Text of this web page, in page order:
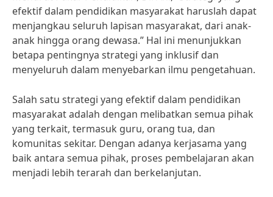
efektif dalam pendidikan masyarakat haruslah dapat
menjangkau seluruh lapisan masyarakat, dari anak-
anak hingga orang dewasa.” Hal ini menunjukkan
betapa pentingnya strategi yang inklusif dan
menyeluruh dalam menyebarkan ilmu pengetahuan.
Salah satu strategi yang efektif dalam pendidikan
masyarakat adalah dengan melibatkan semua pihak
yang terkait, termasuk guru, orang tua, dan
komunitas sekitar. Dengan adanya kerjasama yang
baik antara semua pihak, proses pembelajaran akan
menjadi lebih terarah dan berkelanjutan.